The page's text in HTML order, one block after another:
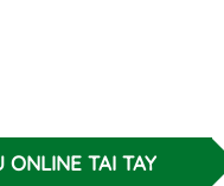
ONLINE TAI TAY